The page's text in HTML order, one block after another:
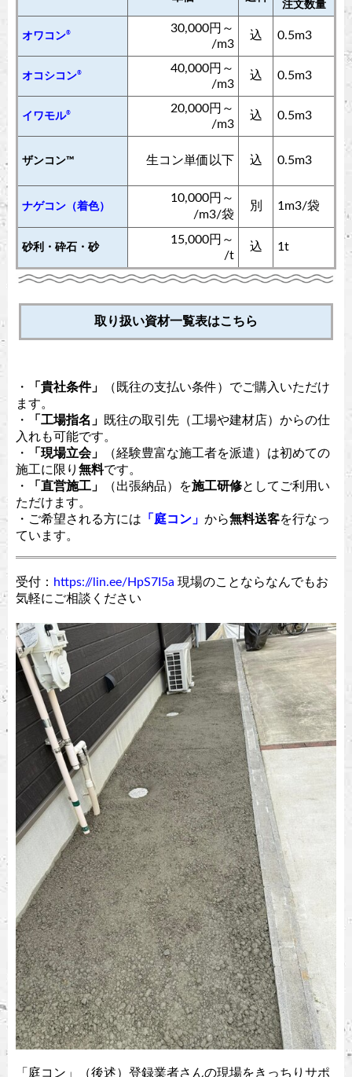
注文数量
オワコン®
30,000円～
/m3
込 0.5m3
オコシコン®
40,000円～
/m3
込 0.5m3
イワモル®
20,000円～
/m3
込 0.5m3
ザンコン™︎ 生コン単価以下 込 0.5m3
ナゲコン（着色）
10,000円～
/m3/袋
別 1m3/袋
砂利・砕石・砂
15,000円～
/t
込 1t
取り扱い資材一覧表はこちら
・ 「貴社条件」
（既往の支払い条件）でご購入いただけ
ます。
・
「工場指名」
既往の取引先（工場や建材店）からの仕
入れも可能です。
・
「現場立会」
（経験豊富な施工者を派遣）は初めての
施工に限り 無料です。
・
「直営施工」 （出張納品）を施工研修としてご利用い
ただけます。
・ご希望される方には 「庭コン」 から無料送客を行なっ
ています。
受付： https://lin.ee/HpS7I5a 現場のことならなんでもお
気軽にご相談ください
「庭コン」（後述）登録業者さんの現場をきっちりサポ